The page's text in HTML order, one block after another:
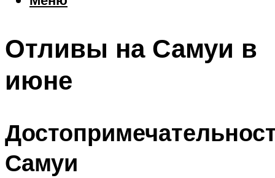
Шоппинг
Отливы на Самуи в
июне
Самуи